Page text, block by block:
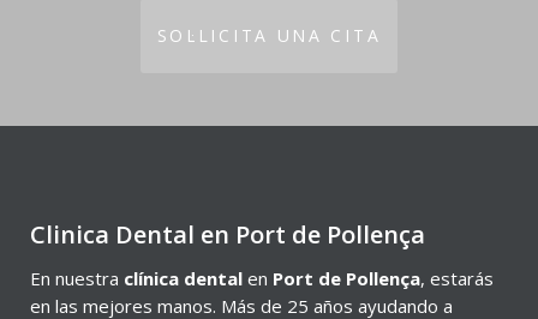
SOL·LICITA UNA CITA
Clinica Dental en Port de Pollença
En nuestra clínica dental en Port de Pollença, estarás
en las mejores manos. Más de 25 años ayudando a